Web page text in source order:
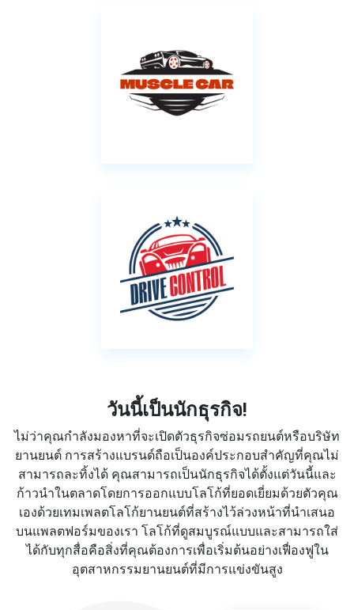
วันนี้เป็นนักธุรกิจ!
ไม่ว่าคุณกำลังมองหาที่จะเปิดตัวธุรกิจซ่อมรถยนต์หรือบริษัท
ยานยนต์ การสร้างแบรนด์ถือเป็นองค์ประกอบสำคัญที่คุณไม่
สามารถละทิ้งได้ คุณสามารถเป็นนักธุรกิจได้ตั้งแต่วันนี้และ
ก้าวนำในตลาดโดยการออกแบบโลโก้ที่ยอดเยี่ยมด้วยตัวคุณ
เองด้วยเทมเพลตโลโก้ยานยนต์ที่สร้างไว้ล่วงหน้าที่นำเสนอ
บนแพลตฟอร์มของเรา โลโก้ที่ดูสมบูรณ์แบบและสามารถใส่
ได้กับทุกสื่อคือสิ่งที่คุณต้องการเพื่อเริ่มต้นอย่างเฟื่องฟูใน
อุตสาหกรรมยานยนต์ที่มีการแข่งขันสูง